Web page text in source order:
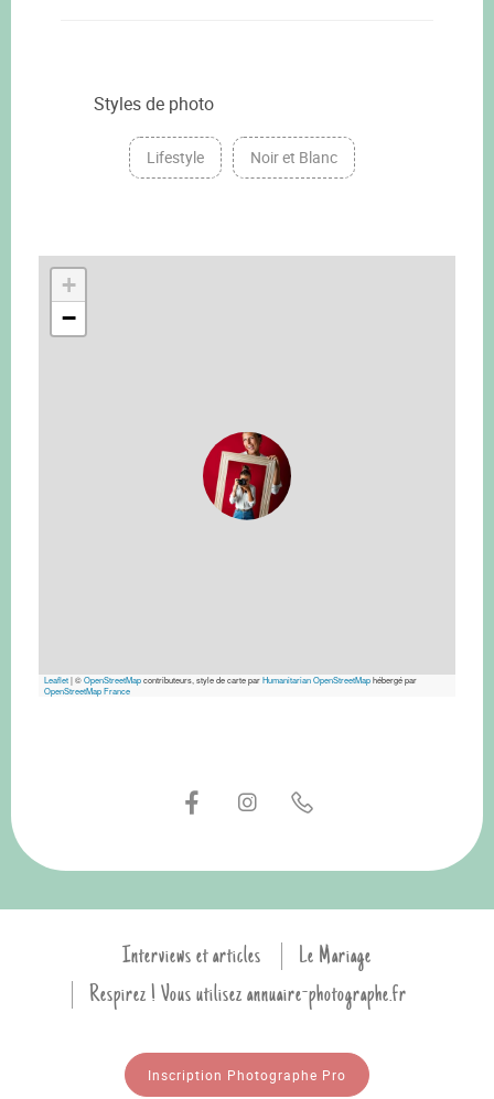
Styles de photo
Lifestyle Noir et Blanc
+
−
Leaflet|©OpenStreetMapcontributeurs, style de carte parHumanitarian OpenStreetMaphébergé par
OpenStreetMap France
Interviews et articles
Le Mariage
Respirez ! Vous utilisez annuaire-photographe.fr
Inscription Photographe Pro